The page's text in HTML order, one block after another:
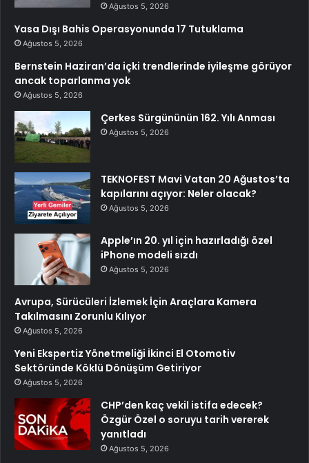
Ağustos 5, 2026
Yasa Dışı Bahis Operasyonunda 17 Tutuklama
Ağustos 5, 2026
Bernstein Haziran’da içki trendlerinde iyileşme görüyor
ancak toparlanma yok
Ağustos 5, 2026
Çerkes Sürgününün 162. Yılı Anması
Ağustos 5, 2026
TEKNOFEST Mavi Vatan 20 Ağustos’ta
kapılarını açıyor: Neler olacak?
Ağustos 5, 2026
Apple’ın 20. yıl için hazırladığı özel
iPhone modeli sızdı
Ağustos 5, 2026
Avrupa, Sürücüleri İzlemek İçin Araçlara Kamera
Takılmasını Zorunlu Kılıyor
Ağustos 5, 2026
Yeni Ekspertiz Yönetmeliği İkinci El Otomotiv
Sektöründe Köklü Dönüşüm Getiriyor
Ağustos 5, 2026
CHP’den kaç vekil istifa edecek?
Özgür Özel o soruyu tarih vererek
yanıtladı
Ağustos 5, 2026